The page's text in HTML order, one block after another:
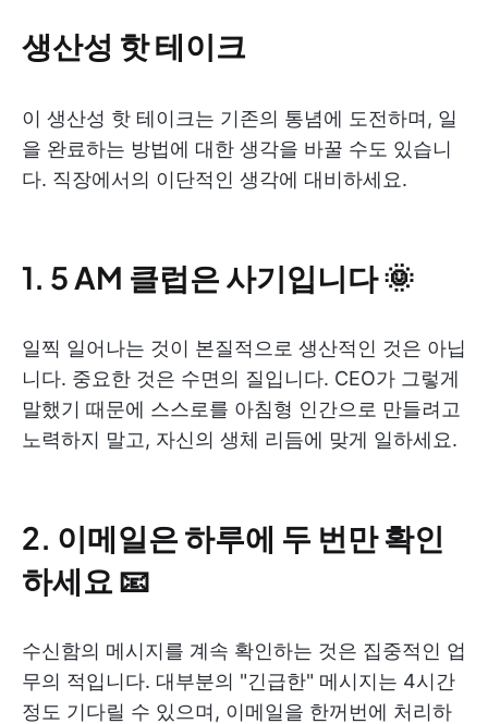
생산성 핫 테이크
이 생산성 핫 테이크는 기존의 통념에 도전하며, 일
을 완료하는 방법에 대한 생각을 바꿀 수도 있습니
다. 직장에서의 이단적인 생각에 대비하세요.
1. 5 AM 클럽은 사기입니다 🌞
일찍 일어나는 것이 본질적으로 생산적인 것은 아닙
니다. 중요한 것은 수면의 질입니다. CEO가 그렇게
말했기 때문에 스스로를 아침형 인간으로 만들려고
노력하지 말고, 자신의 생체 리듬에 맞게 일하세요.
2. 이메일은 하루에 두 번만 확인
하세요 📧
수신함의 메시지를 계속 확인하는 것은 집중적인 업
무의 적입니다. 대부분의 "긴급한" 메시지는 4시간
정도 기다릴 수 있으며, 이메일을 한꺼번에 처리하